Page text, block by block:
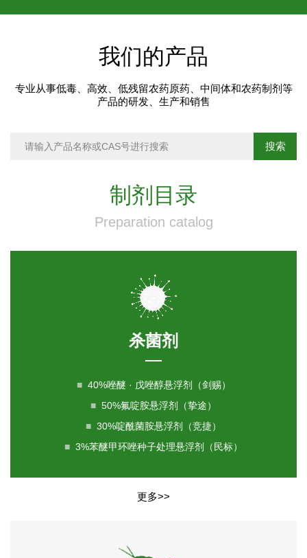
我们的产品
专业从事低毒、高效、低残留农药原药、中间体和农药制剂等
产品的研发、生产和销售
制剂目录
Preparation catalog
杀菌剂
■ 40%唑醚 · 戊唑醇悬浮剂（剑赐）
■ 50%氟啶胺悬浮剂（挚途）
■ 30%啶酰菌胺悬浮剂（竞捷）
■ 3%苯醚甲环唑种子处理悬浮剂（民标）
更多>>